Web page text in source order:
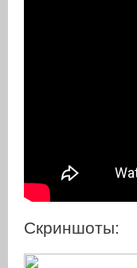
Скриншоты: